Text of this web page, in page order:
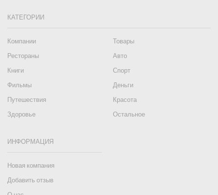
КАТЕГОРИИ
Компании
Товары
Рестораны
Авто
Книги
Спорт
Фильмы
Деньги
Путешествия
Красота
Здоровье
Остальное
ИНФОРМАЦИЯ
Новая компания
Добавить отзыв